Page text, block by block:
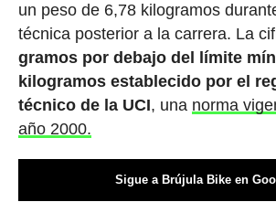
un peso de 6,78 kilogramos
técnica posterior a la carrera. La
gramos por debajo del límite
kilogramos establecido por el
técnico de la UCI, una norma
año 2000.
Sigue a Brújula Bike en